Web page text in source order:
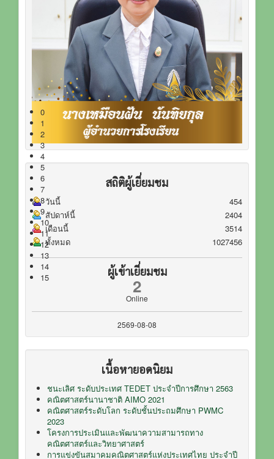
0
1
2
3
4
5
6
7
8
9
10
11
12
13
14
15
สถิติผู้เยี่ยมชม
วันนี้
454
สัปดาห์นี้
2404
เดือนนี้
3514
ทั้งหมด
1027456
ผู้เข้าเยี่ยมชม
2
Online
2569-08-08
เนื้อหายอดนิยม
ชนะเลิศ ระดับประเทศ TEDET ประจำปีการศึกษา 2563
คณิตศาสตร์นานาชาติ AIMO 2021
คณิตศาสตร์ระดับโลก ระดับชั้นประถมศึกษา PWMC
2023
โครงการประเมินและพัฒนาความสามารถทาง
คณิตศาสตร์และวิทยาศาสตร์
การแข่งขันสมาคมคณิตศาสตร์แห่งประเทศไทย ประจำปี